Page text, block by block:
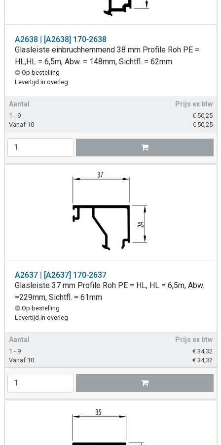
A2638 | [A2638] 170-2638
Glasleiste einbruchhemmend 38 mm Profile Roh PE =
HL,HL = 6,5m, Abw. = 148mm, Sichtfl. = 62mm
Op bestelling
Levertijd in overleg
Aantal Prijs ex btw
1 - 9 € 50,25
Vanaf 10
€ 50,25
A2637 | [A2637] 170-2637
Glasleiste 37 mm Profile Roh PE = HL, HL = 6,5m, Abw.
=229mm, Sichtfl. = 61mm
Op bestelling
Levertijd in overleg
Aantal Prijs ex btw
1 - 9 € 34,32
Vanaf 10
€ 34,32